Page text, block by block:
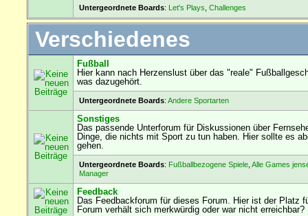
Untergeordnete Boards: Let's Plays Challenges
Verschiedenes
Fußball
Hier kann nach Herzenslust über das "reale"
was dazugehört.
Untergeordnete Boards: Andere Sportarten
Sonstiges
Das passende Unterforum für Diskussionen über
Dinge, die nichts mit Sport zu tun haben. Hier sollte es
gehen.
Untergeordnete Boards: Fußballbezogene Spiele, Alle Games
Manager
Feedback
Das Feedbackforum für dieses Forum. Hier ist der Platz
Forum verhält sich merkwürdig oder war nicht